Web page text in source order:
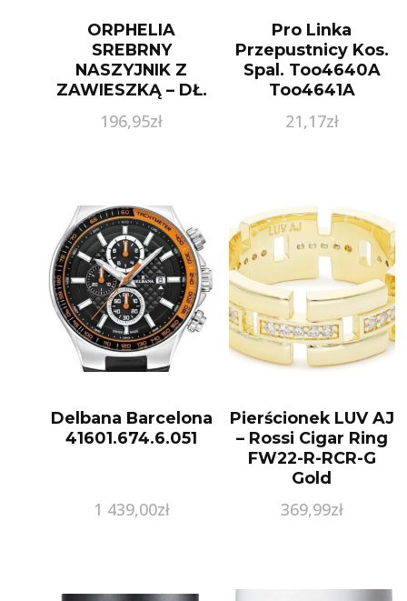
ORPHELIA
SREBRNY
NASZYJNIK Z
ZAWIESZKĄ – DŁ.
196,95zł
Pro Linka
Przepustnicy Kos.
Spal. Too4640A
Too4641A
21,17zł
Delbana Barcelona
41601.674.6.051
1 439,00zł
Pierścionek LUV AJ
– Rossi Cigar Ring
FW22-R-RCR-G
Gold
369,99zł